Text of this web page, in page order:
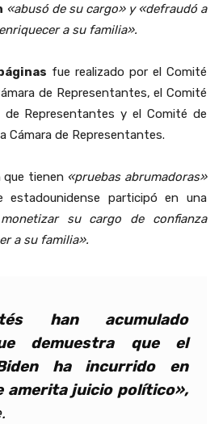
«abusó de su cargo» y «defraudó a
a su familia».
fue realizado por el Comité
de Representantes, el Comité
de Representantes y el Comité de
Cámara de Representantes.
que tienen «pruebas abrumadoras»
estadounidense participó en una
su cargo de confianza
a su familia».
han acumulado
demuestra que el
ha incurrido en
amerita juicio político»,